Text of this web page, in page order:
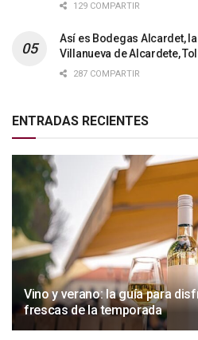
129 COMPARTIR
Así es Bodegas Alcardet,
Villanueva de Alcardete,
287 COMPARTIR
ENTRADAS RECIENTES
Vino y verano: la guía para
frescas de la temporada